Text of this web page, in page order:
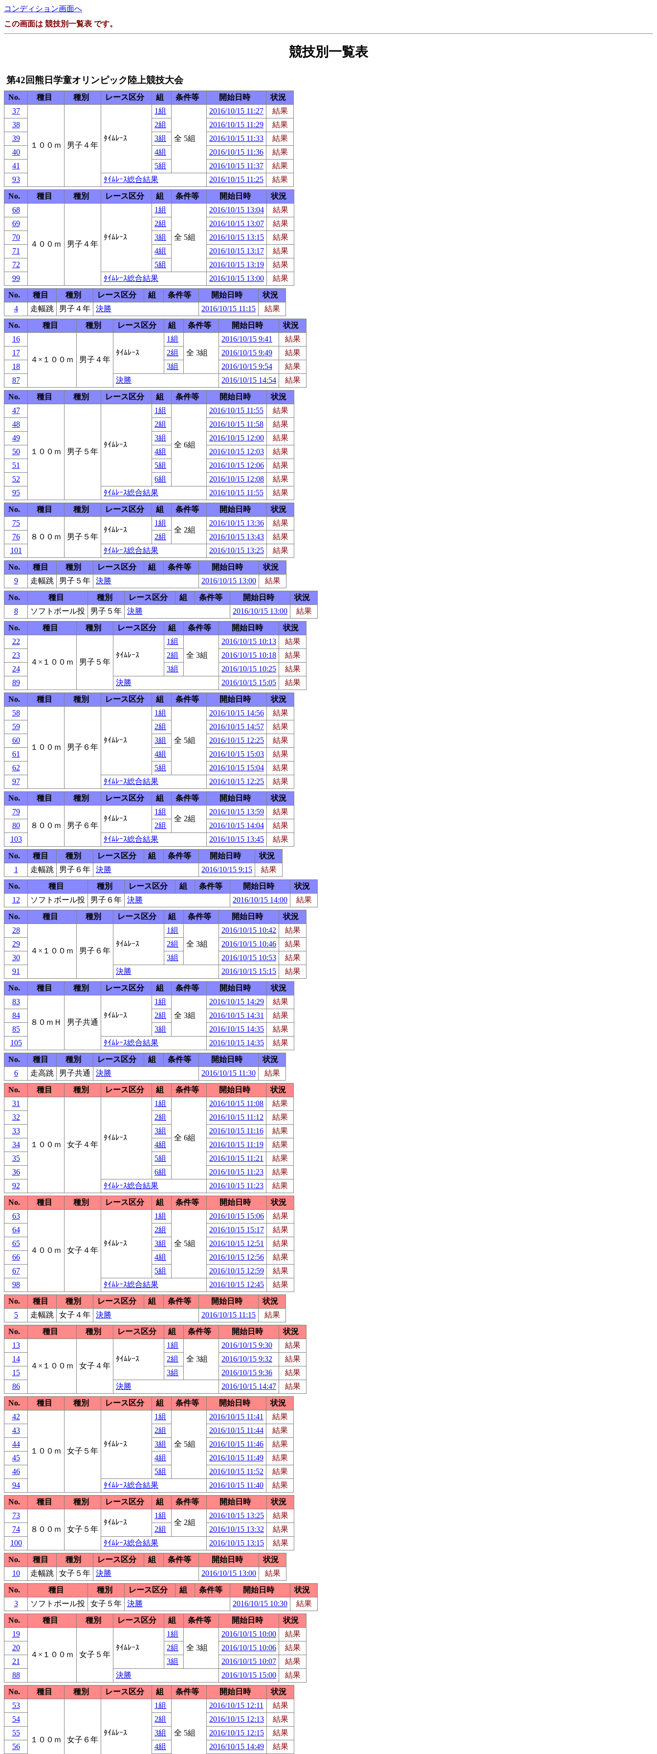
コンディション画面へ
この画面は 競技別一覧表 です。
競技別一覧表
第42回熊日学童オリンピック陸上競技大会
No. 種目 種別 レース区分 組 条件等 開始日時
状況
37
１００ｍ 男子４年
ﾀｲﾑﾚｰｽ
1組
全 5組
2016/10/15 11:27
結果
38
2組 2016/10/15 11:29
結果
39
3組 2016/10/15 11:33
結果
40
4組 2016/10/15 11:36
結果
41
5組 2016/10/15 11:37
結果
93
ﾀｲﾑﾚｰｽ総合結果 2016/10/15 11:25
結果
No.
種目 種別 レース区分 組 条件等 開始日時
状況
68
４００ｍ 男子４年
ﾀｲﾑﾚｰｽ
1組
全 5組
2016/10/15 13:04
結果
69
2組 2016/10/15 13:07
結果
70
3組 2016/10/15 13:15
結果
71
4組 2016/10/15 13:17
結果
72
5組 2016/10/15 13:19
結果
99
ﾀｲﾑﾚｰｽ総合結果 2016/10/15 13:00
結果
No.
種目 種別 レース区分 組 条件等 開始日時
状況
4
走幅跳 男子４年 決勝 2016/10/15 11:15
結果
No.
種目 種別 レース区分 組 条件等 開始日時
状況
16
４×１００ｍ 男子４年
ﾀｲﾑﾚｰｽ
1組
全 3組
2016/10/15 9:41
結果
17
2組 2016/10/15 9:49
結果
18
3組 2016/10/15 9:54
結果
87
決勝 2016/10/15 14:54
結果
No.
種目 種別 レース区分 組 条件等 開始日時
状況
47
１００ｍ 男子５年
ﾀｲﾑﾚｰｽ
1組
全 6組
2016/10/15 11:55
結果
48
2組 2016/10/15 11:58
結果
49
3組 2016/10/15 12:00
結果
50
4組 2016/10/15 12:03
結果
51
5組 2016/10/15 12:06
結果
52
6組 2016/10/15 12:08
結果
95
ﾀｲﾑﾚｰｽ総合結果 2016/10/15 11:55
結果
No.
種目 種別 レース区分 組 条件等 開始日時
状況
75
８００ｍ
男子５年
ﾀｲﾑﾚｰｽ
1組
全 2組
2016/10/15 13:36
結果
76
2組 2016/10/15 13:43
結果
101
ﾀｲﾑﾚｰｽ総合結果 2016/10/15 13:25
結果
No.
種目 種別 レース区分 組 条件等 開始日時
状況
9
走幅跳 男子５年 決勝 2016/10/15 13:00
結果
No.
種目 種別 レース区分 組 条件等 開始日時
状況
8
ソフトボール投 男子５年 決勝 2016/10/15 13:00
結果
No.
種目 種別 レース区分 組 条件等 開始日時
状況
22
４×１００ｍ 男子５年
ﾀｲﾑﾚｰｽ
1組
全 3組
2016/10/15 10:13
結果
23
2組 2016/10/15 10:18
結果
24
3組 2016/10/15 10:25
結果
89
決勝 2016/10/15 15:05
結果
No.
種目 種別 レース区分 組 条件等 開始日時
状況
58
１００ｍ 男子６年
ﾀｲﾑﾚｰｽ
1組
全 5組
2016/10/15 14:56
結果
59
2組 2016/10/15 14:57
結果
60
3組 2016/10/15 12:25
結果
61
4組 2016/10/15 15:03
結果
62
5組 2016/10/15 15:04
結果
97
ﾀｲﾑﾚｰｽ総合結果 2016/10/15 12:25
結果
No.
種目 種別 レース区分 組 条件等 開始日時
状況
79
８００ｍ
男子６年
ﾀｲﾑﾚｰｽ
1組
全 2組
2016/10/15 13:59
結果
80
2組 2016/10/15 14:04
結果
103
ﾀｲﾑﾚｰｽ総合結果 2016/10/15 13:45
結果
No.
種目 種別 レース区分 組 条件等 開始日時
状況
1
走幅跳 男子６年 決勝 2016/10/15 9:15
結果
No.
種目 種別 レース区分 組 条件等 開始日時
状況
12
ソフトボール投 男子６年 決勝 2016/10/15 14:00
結果
No.
種目 種別 レース区分 組 条件等 開始日時
状況
28
４×１００ｍ 男子６年
ﾀｲﾑﾚｰｽ
1組
全 3組
2016/10/15 10:42
結果
29
2組 2016/10/15 10:46
結果
30
3組 2016/10/15 10:53
結果
91
決勝 2016/10/15 15:15
結果
No.
種目 種別 レース区分 組 条件等 開始日時
状況
83
８０ｍＨ 男子共通
ﾀｲﾑﾚｰｽ
1組
全 3組
2016/10/15 14:29
結果
84
2組 2016/10/15 14:31
結果
85
3組 2016/10/15 14:35
結果
105
ﾀｲﾑﾚｰｽ総合結果 2016/10/15 14:35
結果
No.
種目 種別 レース区分 組 条件等 開始日時
状況
6
走高跳 男子共通 決勝 2016/10/15 11:30
結果
No.
種目 種別 レース区分 組 条件等 開始日時
状況
31
１００ｍ 女子４年
ﾀｲﾑﾚｰｽ
1組
全 6組
2016/10/15 11:08
結果
32
2組 2016/10/15 11:12
結果
33
3組 2016/10/15 11:16
結果
34
4組 2016/10/15 11:19
結果
35
5組 2016/10/15 11:21
結果
36
6組 2016/10/15 11:23
結果
92
ﾀｲﾑﾚｰｽ総合結果 2016/10/15 11:23
結果
No.
種目 種別 レース区分 組 条件等 開始日時
状況
63
４００ｍ 女子４年
ﾀｲﾑﾚｰｽ
1組
全 5組
2016/10/15 15:06
結果
64
2組 2016/10/15 15:17
結果
65
3組 2016/10/15 12:51
結果
66
4組 2016/10/15 12:56
結果
67
5組 2016/10/15 12:59
結果
98
ﾀｲﾑﾚｰｽ総合結果 2016/10/15 12:45
結果
No.
種目 種別 レース区分 組 条件等 開始日時
状況
5
走幅跳 女子４年 決勝 2016/10/15 11:15
結果
No.
種目 種別 レース区分 組 条件等 開始日時
状況
13
４×１００ｍ 女子４年
ﾀｲﾑﾚｰｽ
1組
全 3組
2016/10/15 9:30
結果
14
2組 2016/10/15 9:32
結果
15
3組 2016/10/15 9:36
結果
86
決勝 2016/10/15 14:47
結果
No.
種目 種別 レース区分 組 条件等 開始日時
状況
42
１００ｍ 女子５年
ﾀｲﾑﾚｰｽ
1組
全 5組
2016/10/15 11:41
結果
43
2組 2016/10/15 11:44
結果
44
3組 2016/10/15 11:46
結果
45
4組 2016/10/15 11:49
結果
46
5組 2016/10/15 11:52
結果
94
ﾀｲﾑﾚｰｽ総合結果 2016/10/15 11:40
結果
No.
種目 種別 レース区分 組 条件等 開始日時
状況
73
８００ｍ
女子５年
ﾀｲﾑﾚｰｽ
1組
全 2組
2016/10/15 13:25
結果
74
2組 2016/10/15 13:32
結果
100
ﾀｲﾑﾚｰｽ総合結果 2016/10/15 13:15
結果
No.
種目 種別 レース区分 組 条件等 開始日時
状況
10
走幅跳 女子５年 決勝 2016/10/15 13:00
結果
No.
種目 種別 レース区分 組 条件等 開始日時
状況
3
ソフトボール投 女子５年 決勝 2016/10/15 10:30
結果
No.
種目 種別 レース区分 組 条件等 開始日時
状況
19
４×１００ｍ 女子５年
ﾀｲﾑﾚｰｽ
1組
全 3組
2016/10/15 10:00
結果
20
2組 2016/10/15 10:06
結果
21
3組 2016/10/15 10:07
結果
88
決勝 2016/10/15 15:00
結果
No.
種目 種別 レース区分 組 条件等 開始日時
状況
53
１００ｍ 女子６年
ﾀｲﾑﾚｰｽ
1組
全 5組
2016/10/15 12:11
結果
54
2組 2016/10/15 12:13
結果
55
3組 2016/10/15 12:15
結果
56
4組 2016/10/15 14:49 結果